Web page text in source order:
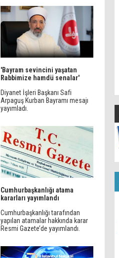
'Bayram sevincini yaşatan
Rabbimize hamdü senalar'
Diyanet İşleri Başkanı Safi
Arpaguş Kurban Bayramı mesajı
yayımladı.
Cumhurbaşkanlığı atama
kararları yayımlandı
Cumhurbaşkanlığı tarafından
yapılan atamalar hakkında karar
Resmi Gazete’de yayımlandı.